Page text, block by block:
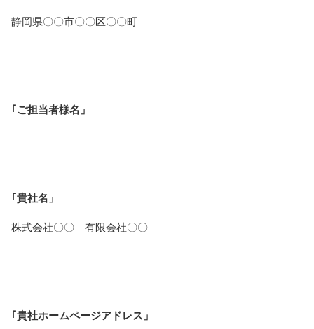
静岡県〇〇市〇〇区〇〇町
｢ご担当者様名」
｢貴社名」
株式会社〇〇 有限会社〇〇
｢貴社ホームページアドレス」